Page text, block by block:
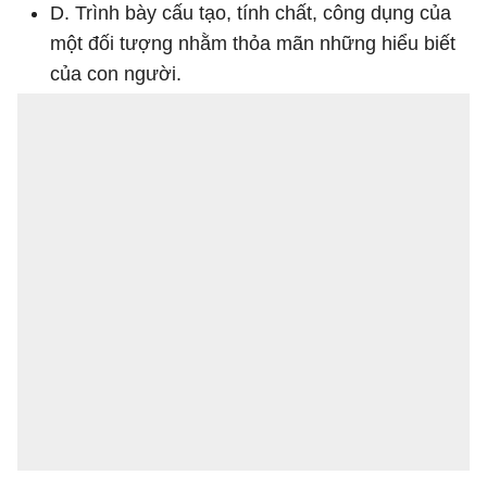
D. Trình bày cấu tạo, tính chất, công dụng của
một đối tượng nhằm thỏa mãn những hiểu biết
của con người.